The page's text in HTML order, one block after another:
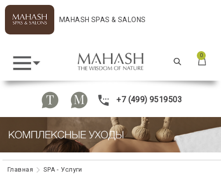
MAHASH SPAS & SALONS
0
+7 (499) 9519503
Главная SPA - Услуги